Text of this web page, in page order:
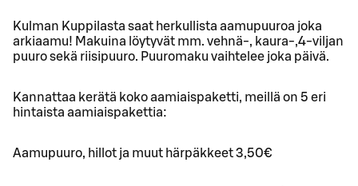
Kulman Kuppilasta saat herkullista aamupuuroa joka
arkiaamu! Makuina löytyvät mm. vehnä-, kaura-,4-viljan
puuro sekä riisipuuro. Puuromaku vaihtelee joka päivä.
Kannattaa kerätä koko aamiaispaketti, meillä on 5 eri
hintaista aamiaispakettia:
Aamupuuro, hillot ja muut härpäkkeet 3,50€